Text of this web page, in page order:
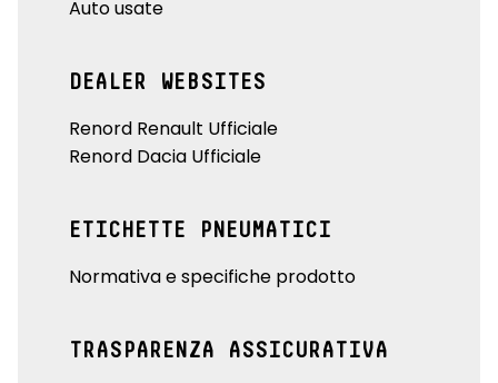
Auto usate
DEALER WEBSITES
Renord Renault Ufficiale
Renord Dacia Ufficiale
ETICHETTE PNEUMATICI
Normativa e specifiche prodotto
TRASPARENZA ASSICURATIVA